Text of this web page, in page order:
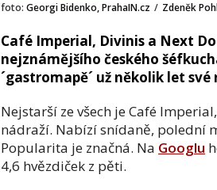
foto: Georgi Bidenko, PrahaIN.cz / Zdeněk
Café Imperial, Divinis a Next
nejznámějšího českého
´gastromapě´ už několik let
Nejstarší ze všech je Café
nádraží. Nabízí snídaně, polední
Popularita je značná. Na Googlu
4,6 hvězdiček z pěti.